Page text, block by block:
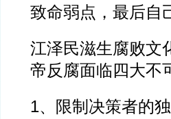
致命弱点，最后自
江泽民滋生腐败文
帝反腐面临四大不
1、限制决策者的